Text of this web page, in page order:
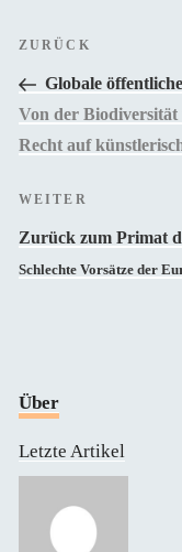
Beitragsnavigation
Vorheriger
Beitrag
ZURÜCK
Globale
Von der Biodiversität
Recht auf
Nächster
Beitrag
WEITER
Zurück zum Primat
Schlechte Vorsätze der
Über
Letzte Artikel